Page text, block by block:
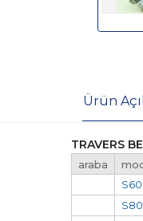
Ürün
TRAVERS
araba
S60
S80